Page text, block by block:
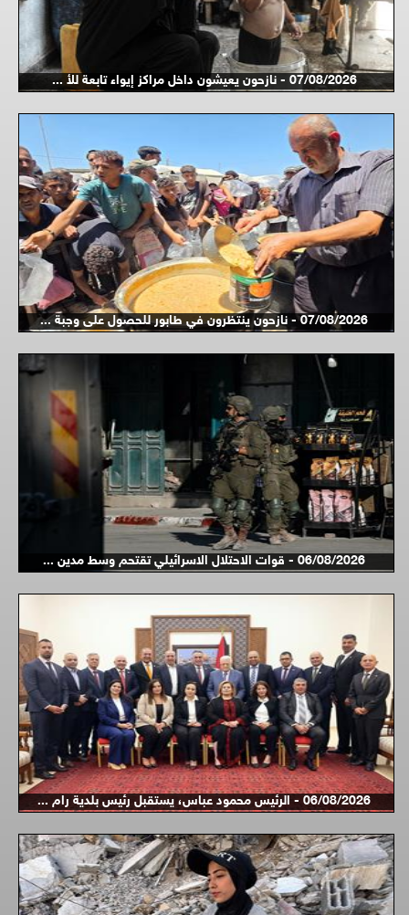
07/08/2026 - نازحون يعيشون داخل مراكز إيواء تابعة للأ ...
07/08/2026 - نازحون ينتظرون في طابور للحصول على وجبة ...
06/08/2026 - قوات الاحتلال الاسرائيلي تقتحم وسط مدين ...
06/08/2026 - الرئيس محمود عباس، يستقبل رئيس بلدية رام ...